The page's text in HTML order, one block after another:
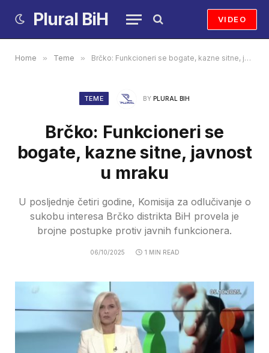
Plural BiH VIDEO
Home » Teme » Brčko: Funkcioneri se bogate, kazne sitne, javnost u mraku
TEME BY PLURAL BIH
Brčko: Funkcioneri se
bogate, kazne sitne, javnost
u mraku
U posljednje četiri godine, Komisija za odlučivanje o
sukobu interesa Brčko distrikta BiH provela je
brojne postupke protiv javnih funkcionera.
06/10/2025 1 MIN READ